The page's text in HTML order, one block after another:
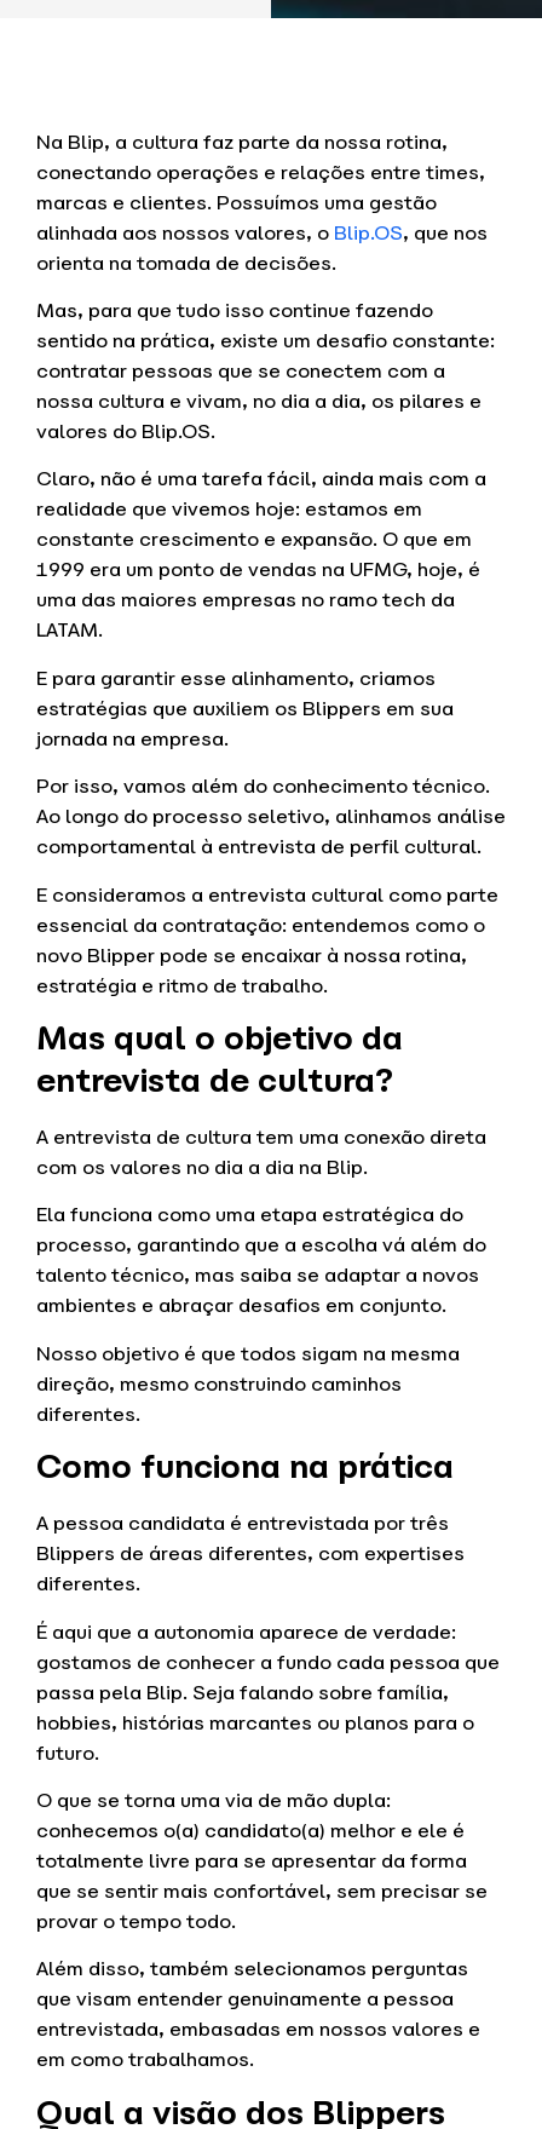
Na Blip, a cultura faz parte da nossa rotina,
conectando operações e relações entre times,
marcas e clientes. Possuímos uma gestão
alinhada aos nossos valores, o Blip.OS, que nos
orienta na tomada de decisões.
Mas, para que tudo isso continue fazendo
sentido na prática, existe um desafio constante:
contratar pessoas que se conectem com a
nossa cultura e vivam, no dia a dia, os pilares e
valores do Blip.OS.
Claro, não é uma tarefa fácil, ainda mais com a
realidade que vivemos hoje: estamos em
constante crescimento e expansão. O que em
1999 era um ponto de vendas na UFMG, hoje, é
uma das maiores empresas no ramo tech da
LATAM.
E para garantir esse alinhamento, criamos
estratégias que auxiliem os Blippers em sua
jornada na empresa.
Por isso, vamos além do conhecimento técnico.
Ao longo do processo seletivo, alinhamos análise
comportamental à entrevista de perfil cultural.
E consideramos a entrevista cultural como parte
essencial da contratação: entendemos como o
novo Blipper pode se encaixar à nossa rotina,
estratégia e ritmo de trabalho.
Mas qual o objetivo da
entrevista de cultura?
A entrevista de cultura tem uma conexão direta
com os valores no dia a dia na Blip.
Ela funciona como uma etapa estratégica do
processo, garantindo que a escolha vá além do
talento técnico, mas saiba se adaptar a novos
ambientes e abraçar desafios em conjunto.
Nosso objetivo é que todos sigam na mesma
direção, mesmo construindo caminhos
diferentes.
Como funciona na prática
A pessoa candidata é entrevistada por três
Blippers de áreas diferentes, com expertises
diferentes.
É aqui que a autonomia aparece de verdade:
gostamos de conhecer a fundo cada pessoa que
passa pela Blip. Seja falando sobre família,
hobbies, histórias marcantes ou planos para o
futuro.
O que se torna uma via de mão dupla:
conhecemos o(a) candidato(a) melhor e ele é
totalmente livre para se apresentar da forma
que se sentir mais confortável, sem precisar se
provar o tempo todo.
Além disso, também selecionamos perguntas
que visam entender genuinamente a pessoa
entrevistada, embasadas em nossos valores e
em como trabalhamos.
Qual a visão dos Blippers